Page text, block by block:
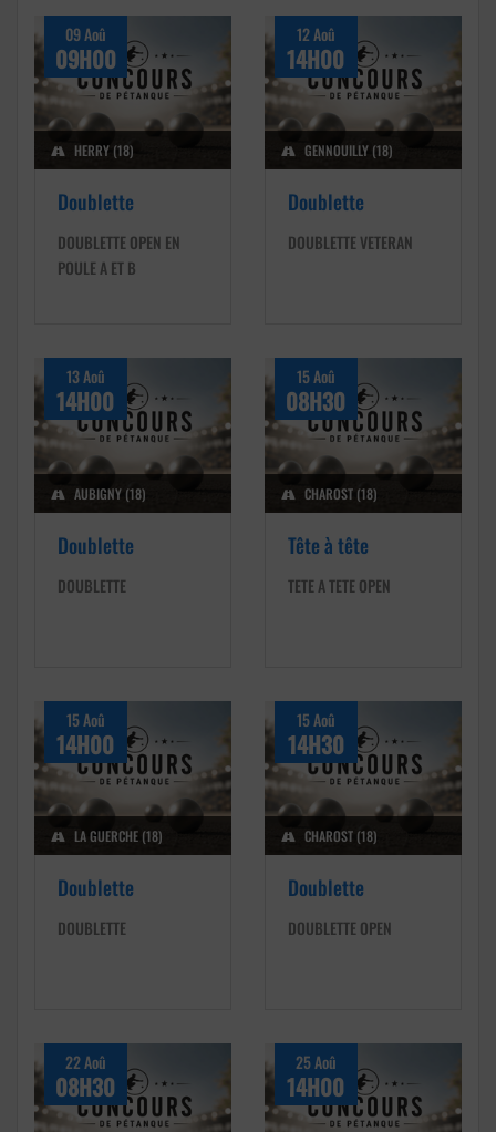
09 Aoû
09H00
HERRY (18)
Doublette
DOUBLETTE OPEN EN
POULE A ET B
12 Aoû
14H00
GENNOUILLY (18)
Doublette
DOUBLETTE VETERAN
13 Aoû
14H00
AUBIGNY (18)
Doublette
DOUBLETTE
15 Aoû
08H30
CHAROST (18)
Tête à tête
TETE A TETE OPEN
15 Aoû
14H00
LA GUERCHE (18)
Doublette
DOUBLETTE
15 Aoû
14H30
CHAROST (18)
Doublette
DOUBLETTE OPEN
22 Aoû
08H30
25 Aoû
14H00